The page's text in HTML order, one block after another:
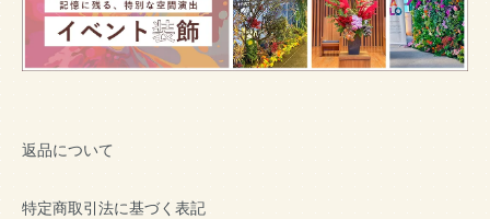
返品について
特定商取引法に基づく表記